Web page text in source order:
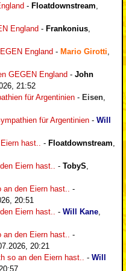
- Floatdownstream
England - Frankonius
England - Mario Girotti
GEGEN England - John
21:52
für Argentinien - Eisen
für Argentinien - Will
hast..
- Floatdownstream
Eiern hast..
- TobyS
den Eiern hast..
-
20:51
Eiern hast..
- Will Kane
den Eiern hast..
-
20:21
so an den Eiern hast..
- Will